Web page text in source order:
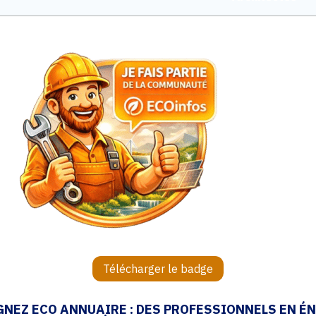
Télécharger le badge
ECO ANNUAIRE : DES PROFESSIONNELS EN